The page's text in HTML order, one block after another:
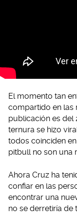
El momento tan
compartido en las
publicación es del
ternura se hizo
todos coinciden
pitbull no son una
Ahora Cruz ha
confiar en las
encontrar una
no se derretiría de